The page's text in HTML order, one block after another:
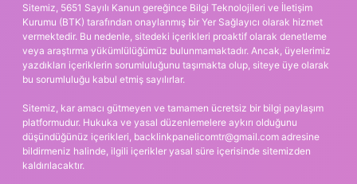
Sitemiz, 5651 Sayılı Kanun gereğince Bilgi Teknolojileri ve İletişim
Kurumu (BTK) tarafından onaylanmış bir Yer Sağlayıcı olarak hizmet
vermektedir. Bu nedenle, sitedeki içerikleri proaktif olarak denetleme
veya araştırma yükümlülüğümüz bulunmamaktadır. Ancak, üyelerimiz
yazdıkları içeriklerin sorumluluğunu taşımakta olup, siteye üye olarak
bu sorumluluğu kabul etmiş sayılırlar.
Sitemiz, kar amacı gütmeyen ve tamamen ücretsiz bir bilgi paylaşım
platformudur. Hukuka ve yasal düzenlemelere aykırı olduğunu
düşündüğünüz içerikleri, backlinkpanelicomtr@gmail.com adresine
bildirmeniz halinde, ilgili içerikler yasal süre içerisinde sitemizden
kaldırılacaktır.